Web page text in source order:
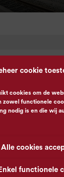
cookie
cookies om de
zowel functionele
nodig is en die wij
Alle cookies
Enkel functionele